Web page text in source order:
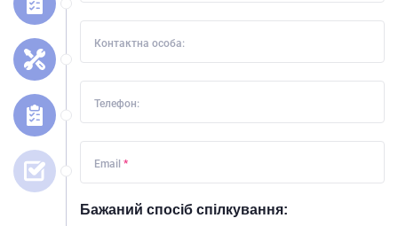
Контактна особа:
Телефон:
Email *
Бажаний спосіб спілкування: